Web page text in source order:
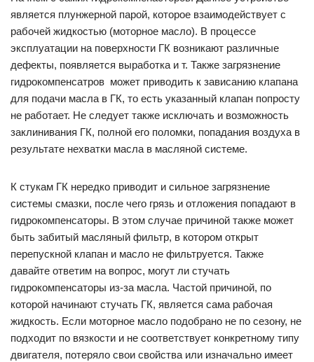
является плунжерной парой, которое взаимодействует с
рабочей жидкостью (моторное масло). В процессе
эксплуатации на поверхности ГК возникают различные
дефекты, появляется выработка и т. Также загрязнение
гидрокомпенсатров может приводить к зависанию клапана
для подачи масла в ГК, то есть указанный клапан попросту
не работает. Не следует также исключать и возможность
заклинивания ГК, полной его поломки, попадания воздуха в
результате нехватки масла в масляной системе.
К стукам ГК нередко приводит и сильное загрязнение
системы смазки, после чего грязь и отложения попадают в
гидрокомпенсаторы. В этом случае причиной также может
быть забитый масляный фильтр, в котором открыт
перепускной клапан и масло не фильтруется. Также
давайте ответим на вопрос, могут ли стучать
гидрокомпенсаторы из-за масла. Частой причиной, по
которой начинают стучать ГК, является сама рабочая
жидкость. Если моторное масло подобрано не по сезону, не
подходит по вязкости и не соответствует конкретному типу
двигателя, потеряло свои свойства или изначально имеет